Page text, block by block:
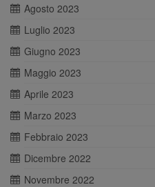
Agosto 2023
Luglio 2023
Giugno 2023
Maggio 2023
Aprile 2023
Marzo 2023
Febbraio 2023
Dicembre 2022
Novembre 2022